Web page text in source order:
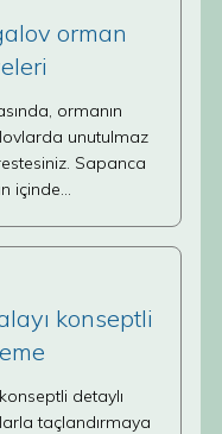
orman
ormanın
unutulmaz
Sapanca
içinde…
konseptli
detaylı
taçlandırmaya